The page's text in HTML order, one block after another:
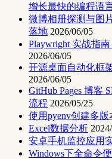
增长最快的编程语
微博相册探测与图
落地 2026/06/05
Playwright 实战指
2026/06/05
开源桌面自动化框
2026/06/05
GitHub Pages 博客
流程 2026/05/25
使用pyenv创建多版
Excel数据分析
安卓手机监控应用
Windows下全命令